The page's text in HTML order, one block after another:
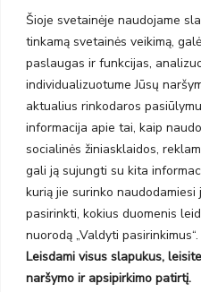
Šioje svetainėje naudojame
tinkamą svetainės veikimą,
paslaugas ir funkcijas,
individualizuotume Jūsų
aktualius rinkodaros
informacija apie tai, kaip
socialinės žiniasklaidos,
gali ją sujungti su kita
kurią jie surinko
pasirinkti, kokius duomenis
nuorodą „Valdyti pasirinkimus“.
Leisdami visus slapukus,
naršymo ir apsipirkimo patirtį.
PC BIG 2, Klaipėda
Šilutės pl. 35
PC Banginis, Klaipėda
NAUJIENLAIŠKIS
Prenumeruokite ir gaukite
leidimo kolekcijas.